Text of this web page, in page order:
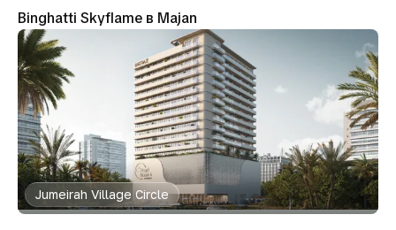
Binghatti Skyflame в Majan
Jumeirah Village Circle